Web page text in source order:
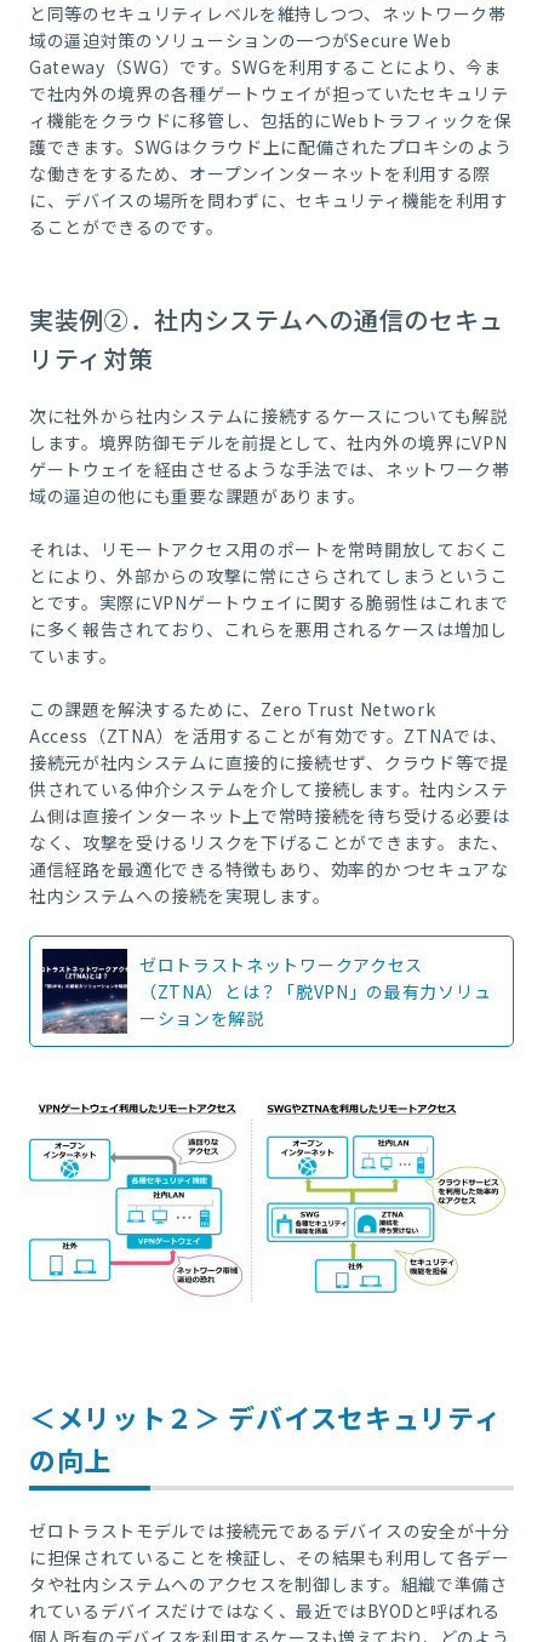
と同等のセキュリティレベルを維持しつつ、ネットワーク帯
域の逼迫対策のソリューションの一つがSecure Web
Gateway （SWG）です。SWGを利用することにより、今ま
で社内外の境界の各種ゲートウェイが担っていたセキュリテ
ィ機能をクラウドに移管し、包括的にWeb トラフィックを保
護できます。SWG はクラウド上に配備されたプロキシのよう
な働きをするため、オープンインターネットを利用する際
に、デバイスの場所を問わずに、セキュリティ機能を利用す
ることができるのです。
実装例②．社内システムへの通信のセキュ
リティ対策
次に社外から社内システムに接続するケースについても解説
します。境界防御モデルを前提として、社内外の境界にVPN
ゲートウェイを経由させるような手法では、ネットワーク帯
域の逼迫の他にも重要な課題があります。
それは、リモートアクセス用のポートを常時開放しておくこ
とにより、外部からの攻撃に常にさらされてしまうというこ
とです。実際にVPNゲートウェイに関する脆弱性はこれまで
に多く報告されており、これらを悪用されるケースは増加し
ています。
この課題を解決するために、 Zero Trust Network
Access （ZTNA）を活用することが有効です。 ZTNAでは、
接続元が社内システムに直接的に接続せず、クラウド等で提
供されている仲介システムを介して接続します。社内システ
ム側は直接インターネット上で常時接続を待ち受ける必要は
なく、攻撃を受けるリスクを下げることができます。また、
通信経路を最適化できる特徴もあり、効率的かつセキュアな
社内システムへの接続を実現します。
ゼロトラストネットワークアクセス
（ZTNA）とは？「脱VPN」の最有力ソリュ
ーションを解説
＜メリット２＞ デバイスセキュリティ
の向上
ゼロトラストモデルでは接続元であるデバイスの安全が十分
に担保されていることを検証し、その結果も利用して各デー
タや社内システムへのアクセスを制御します。組織で準備さ
れているデバイスだけではなく、最近ではBYOD と呼ばれる